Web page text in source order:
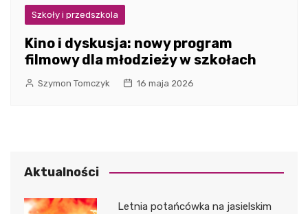
Szkoły i przedszkola
Kino i dyskusja: nowy program
filmowy dla młodzieży w szkołach
Szymon Tomczyk 16 maja 2026
Aktualności
Letnia potańcówka na jasielskim